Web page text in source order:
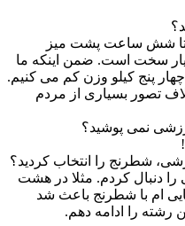
تا شش ساعت پشت میز
سخت است. ضمن اینکه ما
پنج کیلو وزن کم می کنیم.
تصور بسیاری از مردم
نمی پوشید؟
شطرنج را انتخاب کردید؟
دنبال کردم. مثلا در هشت
ام با شطرنج باعث شد
رشته را ادامه دهم.